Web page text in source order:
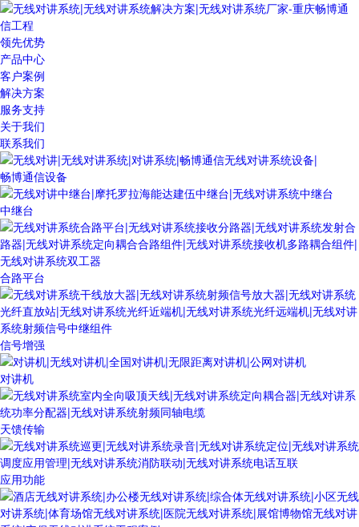
领先优势
产品中心
客户案例
解决方案
服务支持
关于我们
联系我们
畅博通信设备
中继台
合路平台
信号增强
对讲机
天馈传输
应用功能